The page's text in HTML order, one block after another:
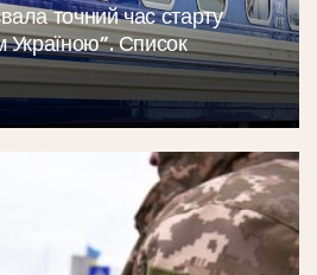
точний час старту
Україною”. Список